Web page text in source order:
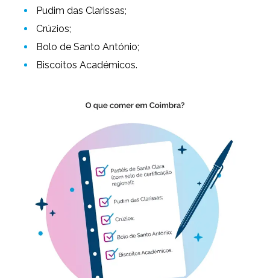
Pudim das Clarissas;
Crúzios;
Bolo de Santo António;
Biscoitos Académicos.